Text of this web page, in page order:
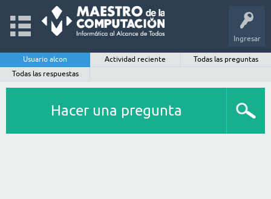
Ingresar
Usuario alcon Actividad reciente
Todas las preguntas
Todas las respuestas
Hacer una pregunta